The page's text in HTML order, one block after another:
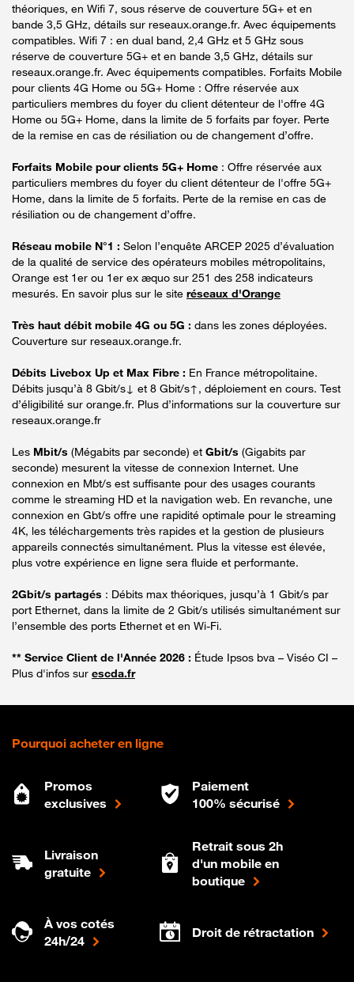
théoriques, en Wifi 7, sous réserve de couverture 5G+ et en
bande 3,5 GHz, détails sur reseaux.orange.fr. Avec équipements
compatibles. Wifi 7 : en dual band, 2,4 GHz et 5 GHz sous
réserve de couverture 5G+ et en bande 3,5 GHz, détails sur
reseaux.orange.fr. Avec équipements compatibles. Forfaits Mobile
pour clients 4G Home ou 5G+ Home : Offre réservée aux
particuliers membres du foyer du client détenteur de l'offre 4G
Home ou 5G+ Home, dans la limite de 5 forfaits par foyer. Perte
de la remise en cas de résiliation ou de changement d’offre.
Forfaits Mobile pour clients 5G+ Home : Offre réservée aux
particuliers membres du foyer du client détenteur de l'offre 5G+
Home, dans la limite de 5 forfaits. Perte de la remise en cas de
résiliation ou de changement d’offre.
Réseau mobile N°1 : Selon l’enquête ARCEP 2025 d’évaluation
de la qualité de service des opérateurs mobiles métropolitains,
Orange est 1er ou 1er ex æquo sur 251 des 258 indicateurs
mesurés. En savoir plus sur le site réseaux d'Orange
Très haut débit mobile 4G ou 5G : dans les zones déployées.
Couverture sur reseaux.orange.fr.
Débits Livebox Up et Max Fibre : En France métropolitaine.
Débits jusqu’à 8 Gbit/s↓ et 8 Gbit/s↑, déploiement en cours. Test
d’éligibilité sur orange.fr. Plus d’informations sur la couverture sur
reseaux.orange.fr
Les Mbit/s (Mégabits par seconde) et Gbit/s (Gigabits par
seconde) mesurent la vitesse de connexion Internet. Une
connexion en Mbt/s est suffisante pour des usages courants
comme le streaming HD et la navigation web. En revanche, une
connexion en Gbt/s offre une rapidité optimale pour le streaming
4K, les téléchargements très rapides et la gestion de plusieurs
appareils connectés simultanément. Plus la vitesse est élevée,
plus votre expérience en ligne sera fluide et performante.
2Gbit/s partagés : Débits max théoriques, jusqu’à 1 Gbit/s par
port Ethernet, dans la limite de 2 Gbit/s utilisés simultanément sur
l’ensemble des ports Ethernet et en Wi-Fi.
** Service Client de l'Année 2026 : Étude Ipsos bva – Viséo CI –
Plus d'infos sur escda.fr
Pourquoi acheter en ligne
Promos
exclusives
Paiement
100% sécurisé
Livraison
gratuite
Retrait sous 2h
d'un mobile en
boutique
À vos cotés
24h/24
Droit de rétractation